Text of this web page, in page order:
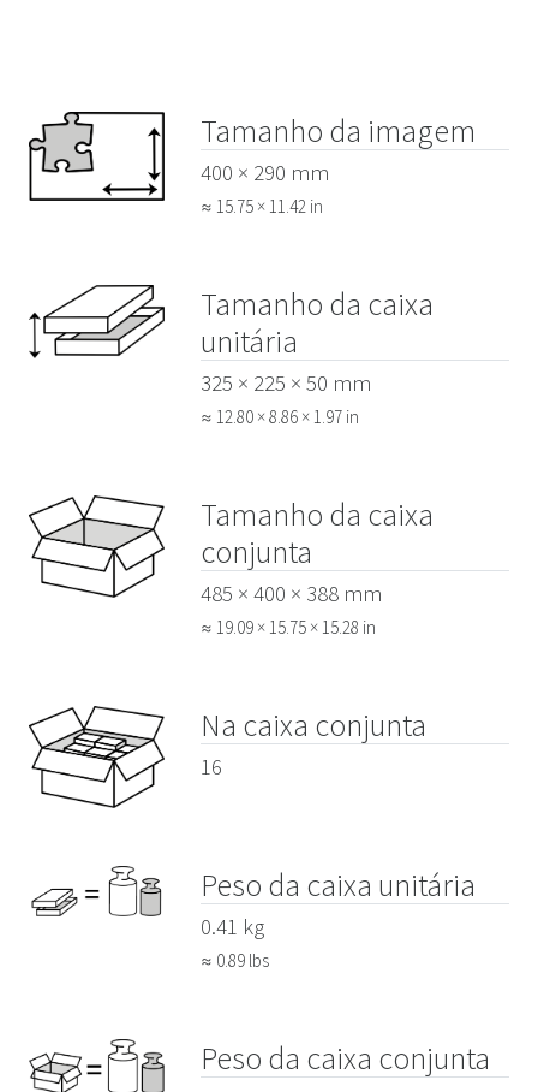
Tamanho da imagem
400 × 290 mm
≈ 15.75 × 11.42 in
Tamanho da caixa
unitária
325 × 225 × 50 mm
≈ 12.80 × 8.86 × 1.97 in
Tamanho da caixa
conjunta
485 × 400 × 388 mm
≈ 19.09 × 15.75 × 15.28 in
Na caixa conjunta
16
Peso da caixa unitária
0.41 kg
≈ 0.89 lbs
Peso da caixa conjunta